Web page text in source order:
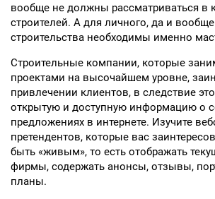
вообще не должны рассматриваться в
строителей. А для личного, да и
строительства необходимы именно
Строительные компании, которые
проектами на высочайшем уровне,
привлечении клиентов, в следствие
открытую и доступную информацию о
предложениях в интернете. Изучите
претендентов, которые вас
быть «живым», то есть отображать
фирмы, содержать анонсы, отзывы,
планы.